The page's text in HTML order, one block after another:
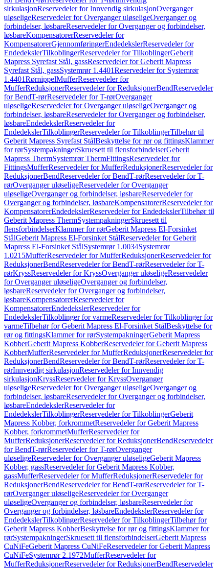
sirkulasjonReservedeler for Innvendig sirkulasjonOverganger
uløseligeReservedeler for Overganger uløseligeOverganger og
forbindelser, løsbareReservedeler for Overganger og forbindelser,
løsbareKompensatorerReservedeler for
KompensatorerGjennomføringerEndedekslerReservedeler for
EndedekslerTilkoblingerReservedeler for TilkoblingerGeberit
Mapress Syrefast Stål, gassReservedeler for Geberit Mapress
Syrefast Stål, gassSystemrør 1.4401Reservedeler for Systemrør
1.4401RørnippelMufferReservedeler for
MufferReduksjonerReservedeler for ReduksjonerBendReservedeler
for BendT-rørReservedeler for T-rørOverganger
uløseligeReservedeler for Overganger uløseligeOverganger og
forbindelser, løsbareReservedeler for Overganger og forbindelser,
løsbareEndedekslerReservedeler for
EndedekslerTilkoblingerReservedeler for TilkoblingerTilbehør til
Geberit Mapress Syrefast StålBeskyttelse for rør og fittingsKlammer
for rørSystempakningerSkruesett til flensforbindelserGeberit
Mapress ThermSystemrør ThermFittingsReservedeler for
FittingsMufferReservedeler for MufferReduksjonerReservedeler for
ReduksjonerBendReservedeler for BendT-rørReservedeler for T-
rørOverganger uløseligeReservedeler for Overganger
uløseligeOverganger og forbindelser, løsbareReservedeler for
Overganger og forbindelser, løsbareKompensatorerReservedeler for
KompensatorerEndedekslerReservedeler for EndedekslerTilbehør til
Geberit Mapress ThermSystempakningerSkruesett til
flensforbindelserKlammer for rørGeberit Mapress El-Forsinket
StålGeberit Mapress El-Forsinket StålReservedeler for Geberit
Mapress El-Forsinket StålSystemrør 1.0034Systemrør
1.0215MufferReservedeler for MufferReduksjonerReservedeler for
ReduksjonerBendReservedeler for BendT-rørReservedeler for T-
rørKryssReservedeler for KryssOverganger uløseligeReservedeler
for Overganger uløseligeOverganger og forbindelser,
løsbareReservedeler for Overganger og forbindelser,
løsbareKompensatorerReservedeler for
KompensatorerEndedekslerReservedeler for
EndedekslerTilkoblinger for varmeReservedeler for Tilkoblinger for
varmeTilbehør for Geberit Mapress El-Forsinket StålBeskyttelse for
rør og fittingsKlammer for rørSystempakningerGeberit Mapress
KobberGeberit Mapress KobberReservedeler for Geberit Mapress
KobberMufferReservedeler for MufferReduksjonerReservedeler for
ReduksjonerBendReservedeler for BendT-rørReservedeler for T-
rørInnvendig sirkulasjonReservedeler for Innvendig
sirkulasjonKryssReservedeler for KryssOverganger
uløseligeReservedeler for Overganger uløseligeOverganger og
forbindelser, løsbareReservedeler for Overganger og forbindelser,
løsbareEndedekslerReservedeler for
EndedekslerTilkoblingerReservedeler for TilkoblingerGeberit
Mapress Kobber, forkrommetReservedeler for Geberit Mapress
Kobber, forkrommetMufferReservedeler for
MufferReduksjonerReservedeler for ReduksjonerBendReservedeler
for BendT-rørReservedeler for T-rørOverganger
uløseligeReservedeler for Overganger uløseligeGeberit Mapress
Kobber, gassReservedeler for Geberit Mapress Kobber,
gassMufferReservedeler for MufferReduksjonerReservedeler for
ReduksjonerBendReservedeler for BendT-rørReservedeler for T-
rørOverganger uløseligeReservedeler for Overganger
uløseligeOverganger og forbindelser, løsbareReservedeler for
Overganger og forbindelser, løsbareEndedekslerReservedeler for
EndedekslerTilkoblingerReservedeler for TilkoblingerTilbehør for
Geberit Mapress KobberBeskyttelse for rør og fittingsKlammer for
rørSystempakningerSkruesett til flensforbindelserGeberit Mapress
CuNiFeGeberit Mapress CuNiFeReservedeler for Geberit Mapress
CuNiFeSystemrør 2.1972MufferReservedeler for
MufferReduksjonerReservedeler for ReduksjonerBendReservedeler